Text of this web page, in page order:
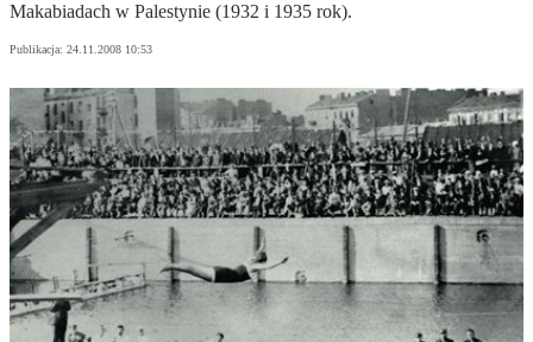
Makabiadach w Palestynie (1932 i 1935 rok).
Publikacja: 24.11.2008 10:53